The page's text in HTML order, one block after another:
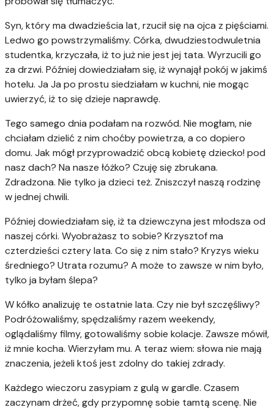
Syn, który ma dwadzieścia lat, rzucił się na ojca z pięściami.
Ledwo go powstrzymaliśmy. Córka, dwudziestodwuletnia
studentka, krzyczała, iż to już nie jest jej tata. Wyrzucili go
za drzwi. Później dowiedziałam się, iż wynajął pokój w jakimś
hotelu. Ja Ja po prostu siedziałam w kuchni, nie mogąc
uwierzyć, iż to się dzieje naprawdę.
Tego samego dnia podałam na rozwód. Nie mogłam, nie
chciałam dzielić z nim choćby powietrza, a co dopiero
domu. Jak mógł przyprowadzić obcą kobietę dziecko! pod
nasz dach? Na nasze łóżko? Czuję się zbrukana.
Zdradzona. Nie tylko ja dzieci też. Zniszczył naszą rodzinę
w jednej chwili.
Później dowiedziałam się, iż ta dziewczyna jest młodsza od
naszej córki. Wyobrażasz to sobie? Krzysztof ma
czterdzieści cztery lata. Co się z nim stało? Kryzys wieku
średniego? Utrata rozumu? A może to zawsze w nim było,
tylko ja byłam ślepa?
W kółko analizuję te ostatnie lata. Czy nie był szczęśliwy?
Podróżowaliśmy, spędzaliśmy razem weekendy,
oglądaliśmy filmy, gotowaliśmy sobie kolacje. Zawsze mówił,
iż mnie kocha. Wierzyłam mu. A teraz wiem: słowa nie mają
znaczenia, jeżeli ktoś jest zdolny do takiej zdrady.
Każdego wieczoru zasypiam z gulą w gardle. Czasem
zaczynam drżeć, gdy przypomnę sobie tamtą scenę. Nie